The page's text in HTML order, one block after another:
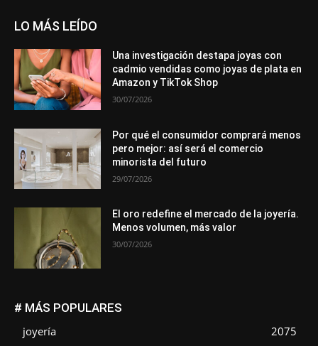
LO MÁS LEÍDO
Una investigación destapa joyas con
cadmio vendidas como joyas de plata en
Amazon y TikTok Shop
30/07/2026
Por qué el consumidor comprará menos
pero mejor: así será el comercio
minorista del futuro
29/07/2026
El oro redefine el mercado de la joyería.
Menos volumen, más valor
30/07/2026
# MÁS POPULARES
joyería
2075